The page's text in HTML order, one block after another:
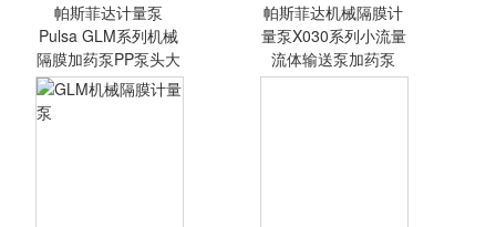
帕斯菲达计量泵
Pulsa GLM系列机械
隔膜加药泵PP泵头大
帕斯菲达机械隔膜计
量泵X030系列小流量
流体输送泵加药泵